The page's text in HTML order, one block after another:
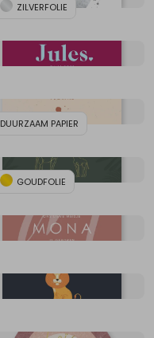
ZILVERFOLIE
DUURZAAM PAPIER
GOUDFOLIE